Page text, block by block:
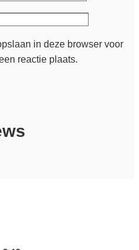
in deze browser voor
reactie plaats.